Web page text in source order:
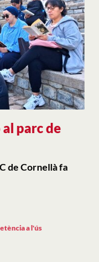
parc de
de Cornellà fa
a l'ús